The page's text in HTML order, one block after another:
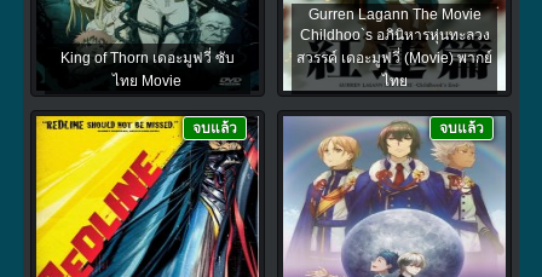
King of Thorn เดอะมูฟวี่ ซับ
ไทย Movie
Gurren Lagann The Movie
Childhoo`s อภินิหารหุ่นทะลวง
สวรรค์ เดอะมูฟวี่ (Movie) พากย์
ไทย
จบแล้ว จบแล้ว